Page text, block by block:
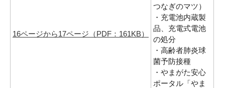
16ページから17ページ（PDF：161KB）
つなぎのマツ）
・充電池内蔵製
品、充電式電池
の処分
・高齢者肺炎球
菌予防接種
・やまがた安心
ポータル「やま